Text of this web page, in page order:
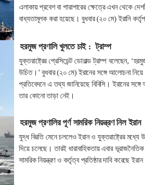
এলাকায় প্রবেশ বা পারাপারের ক্ষেত্রে এখন থেকে
বাধ্যতামূলক করা হয়েছে। বুধবার (২০ মে) ইরানি
হরমুজ প্রণালি খুলতে চাই : ট্রাম্প
যুক্তরাষ্ট্রের প্রেসিডেন্ট ডোনাল্ড ট্রাম্প বলেছেন,
উচিত।’ বুধবার (২০ মে) ইরানের সঙ্গে আলোচনা
প্রতিবেদনে এ তথ্য জানিয়েছে বিবিসি। ইরানের
তার কোনো তাড়া নেই।
হরমুজ প্রণালির পূর্ণ সামরিক নিয়ন্ত্রণ নিল ইরান
যুদ্ধ বিরতি মেনে চললেও ইরান ও যুক্তরাষ্ট্রের
দিয়ে চলেছে। তারই ধারাবাহিকতায় এবার
সামরিক নিয়ন্ত্রণ ও কর্তৃত্ব প্রতিষ্ঠার দাবি করেছে